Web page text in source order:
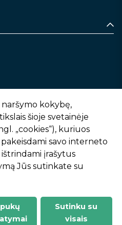
taisyklės
kokybę,
šioje svetainėje
„cookies“), kuriuos
savo interneto
įrašytus
Jūs sutinkate su
Sutinku su
visais